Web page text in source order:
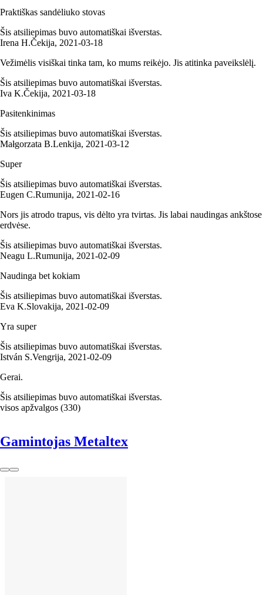
Praktiškas sandėliuko stovas
Šis atsiliepimas buvo automatiškai išverstas.
Irena H.Čekija, 2021‑03‑18
Vežimėlis visiškai tinka tam, ko mums reikėjo. Jis atitinka paveikslėlį.
Šis atsiliepimas buvo automatiškai išverstas.
Iva K.Čekija, 2021‑03‑18
Pasitenkinimas
Šis atsiliepimas buvo automatiškai išverstas.
Małgorzata B.Lenkija, 2021‑03‑12
Super
Šis atsiliepimas buvo automatiškai išverstas.
Eugen C.Rumunija, 2021‑02‑16
Nors jis atrodo trapus, vis dėlto yra tvirtas. Jis labai naudingas ankštose
erdvėse.
Šis atsiliepimas buvo automatiškai išverstas.
Neagu L.Rumunija, 2021‑02‑09
Naudinga bet kokiam
Šis atsiliepimas buvo automatiškai išverstas.
Eva K.Slovakija, 2021‑02‑09
Yra super
Šis atsiliepimas buvo automatiškai išverstas.
István S.Vengrija, 2021‑02‑09
Gerai.
Šis atsiliepimas buvo automatiškai išverstas.
visos apžvalgos (330)
Gamintojas Metaltex